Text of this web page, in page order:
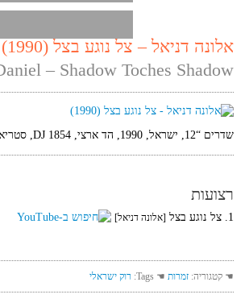
אלונה דניאל – צל נוגע בצל (1990)
– Shadow Toches Shadow
שדרים “12, ישראל, 1990, הד ארצי, DJ 1854, סטריאו,
רצועות
1. צל נוגע בצל [אלונה דניאל]
☚ קטגוריה: זמרות ☚ Tags: רוק ישראלי